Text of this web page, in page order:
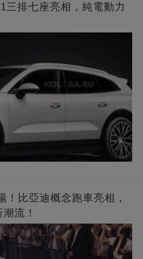
三排七座亮相，純電動力
比亞迪概念跑車亮相，
流！